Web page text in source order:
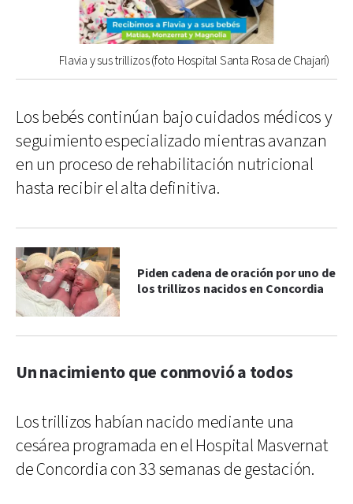
Flavia y sus trillizos (foto Hospital Santa Rosa de Chajarí)
Los bebés continúan bajo cuidados médicos y
seguimiento especializado mientras avanzan
en un proceso de rehabilitación nutricional
hasta recibir el alta definitiva.
Piden cadena de oración por uno de
los trillizos nacidos en Concordia
Un nacimiento que conmovió a todos
Los trillizos habían nacido mediante una
cesárea programada en el Hospital Masvernat
de Concordia con 33 semanas de gestación.